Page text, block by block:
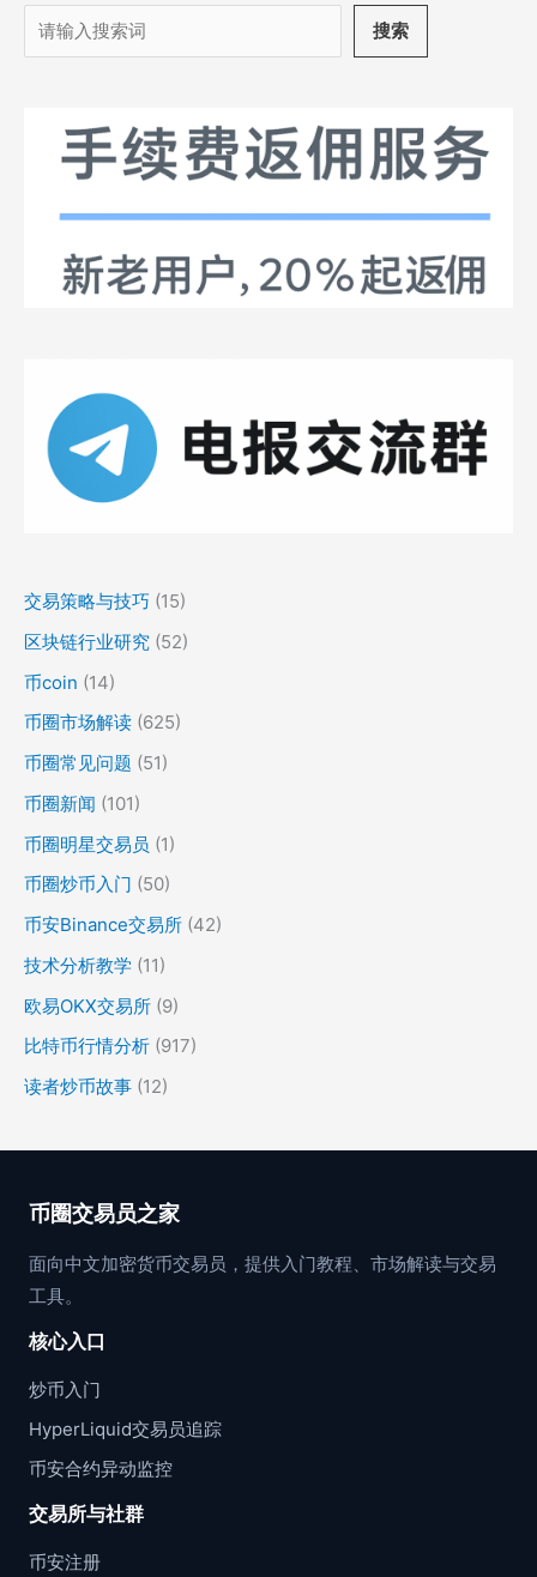
搜
索
搜索
交易策略与技巧 (15)
区块链行业研究 (52)
币coin (14)
币圈市场解读 (625)
币圈常见问题 (51)
币圈新闻 (101)
币圈明星交易员 (1)
币圈炒币入门 (50)
币安Binance交易所 (42)
技术分析教学 (11)
欧易OKX交易所 (9)
比特币行情分析 (917)
读者炒币故事 (12)
币圈交易员之家
面向中文加密货币交易员，提供入门教程、市场解读与交易
工具。
核心入口
炒币入门
HyperLiquid交易员追踪
币安合约异动监控
交易所与社群
币安注册